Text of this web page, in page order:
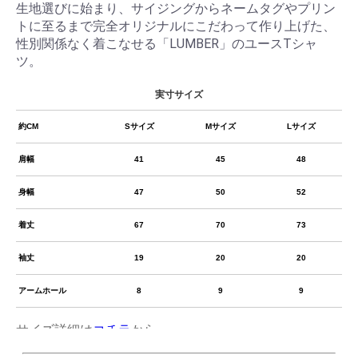
生地選びに始まり、サイジングからネームタグやプリン
トに至るまで完全オリジナルにこだわって作り上げた、
性別関係なく着こなせる「LUMBER」のユースTシャ
ツ。